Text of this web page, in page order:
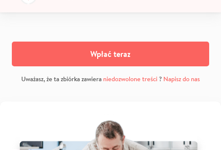
Wpłać teraz
Uważasz, że ta zbiórka zawiera niedozwolone treści? Napisz do nas